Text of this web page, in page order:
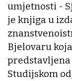
umjetnosti -
je knjiga u
Bjelovaru
predstavljena
Studijskom